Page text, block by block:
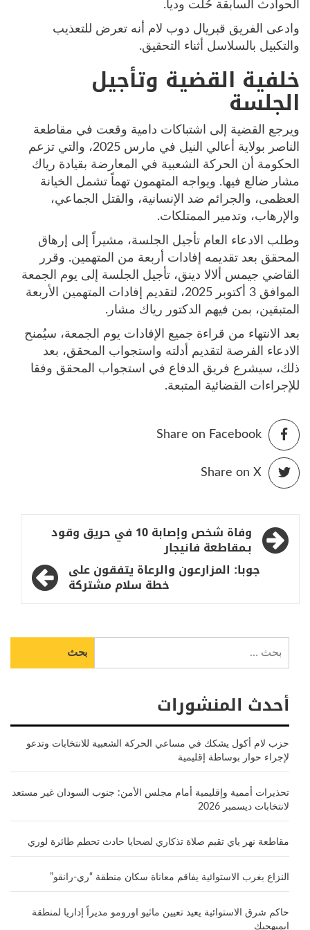
الحوادث السابقة حُلَّت ودياً.
وادعى الفريق قبريال دوب لام أنه تعرض للتعذيب
والتكبيل بالسلاسل أثناء التحقيق.
خلفية القضية وتأجيل
الجلسة
ويرجع القضية إلى اشتباكات دامية وقعت في مقاطعة
الناصر بولاية أعالي النيل في مارس 2025، والتي تزعم
الحكومة أن الحركة الشعبية في المعارضة بقيادة رياك
مشار ضالع فيها. ويواجه المتهمون تهماً تشمل الخيانة
العظمى، والجرائم ضد الإنسانية، والقتل الجماعي،
والإرهاب، وتدمير الممتلكات.
وطلب الادعاء العام تأجيل الجلسة، مشيراً إلى إرهاق
المحقق بعد تقديمه إفادات أربعة من المتهمين. وقرر
القاضي جيمس ألالا دينق، تأجيل الجلسة إلى يوم الجمعة
الموافق 3 أكتوبر 2025، لتقديم إفادات المتهمين الأربعة
المتبقين، بمن فيهم الدكتور رياك مشار.
بعد الانتهاء من قراءة جميع الإفادات يوم الجمعة، سيُمنح
الادعاء الفرصة لتقديم أدلته واستجواب المحقق، بعد
ذلك، سيشرع فريق الدفاع في استجواب المحقق وفقا
للإجراءات القضائية المتبعة.
Share on Facebook
Share on X
تصفّح
المقالات
وفاة شخص وإصابة 10 في حريق وقود
بـمقاطعة فانيجار
جوبا: المزارعون والرعاة يتفقون على
خطة سلام مشتركة
عن:
أحدث المنشورات
حزب لام أكول يشكك في مساعي الحركة الشعبية للانتخابات وتدعو
لإجراء حوار بوساطة إقليمية
تحذيرات أممية وإقليمية أمام مجلس الأمن: جنوب السودان غير مستعد
لانتخابات ديسمبر 2026
مقاطعة نهر ياي تقيم صلاة تذكاري لضحايا حادث تحطم طائرة لوري
النزاع بغرب الاستوائية يفاقم معاناة سكان منطقة “ري-رانقو”
حاكم شرق الاستوائية يعيد تعيين ماثيو اورومو مديراً إداريا لمنطقة
إيميهجيك